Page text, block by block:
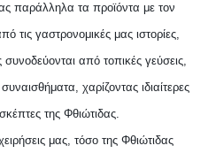
παράλληλα τα προϊόντα με τον
γαστρονομικές μας ιστορίες,
συνοδεύονται από τοπικές γεύσεις,
χαρίζοντας ιδιαίτερες
της Φθιώτιδας.
μας, τόσο της Φθιώτιδας